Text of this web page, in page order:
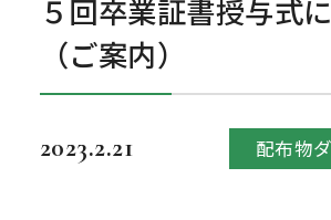
５回卒業証書授与式
（ご案内）
2023.2.21 配布物